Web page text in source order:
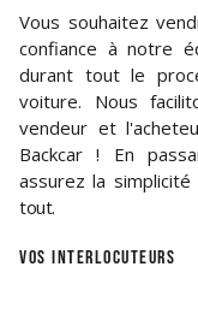
Vous souhaitez
confiance à notre
durant tout le
voiture. Nous
vendeur et
Backcar ! En
assurez la
tout.
VOS INTERLOCUTEURS